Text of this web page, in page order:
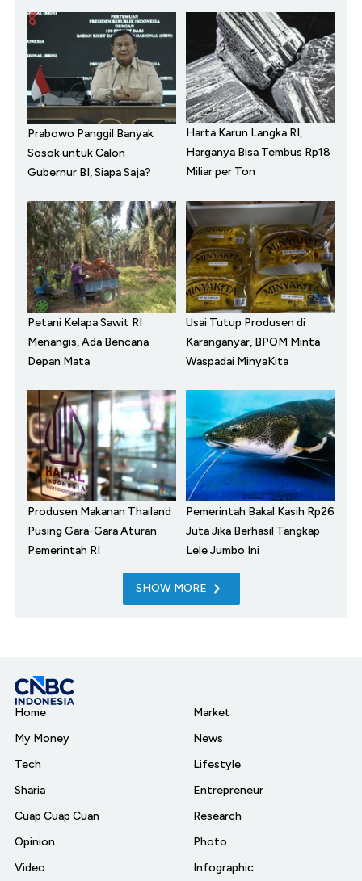
Prabowo Panggil Banyak
Sosok untuk Calon
Gubernur BI, Siapa Saja?
Harta Karun Langka RI,
Harganya Bisa Tembus Rp18
Miliar per Ton
Petani Kelapa Sawit RI
Menangis, Ada Bencana
Depan Mata
Usai Tutup Produsen di
Karanganyar, BPOM Minta
Waspadai MinyaKita
Produsen Makanan Thailand
Pusing Gara-Gara Aturan
Pemerintah RI
Pemerintah Bakal Kasih Rp26
Juta Jika Berhasil Tangkap
Lele Jumbo Ini
SHOW MORE
Home
My Money
Tech
Sharia
Cuap Cuap Cuan
Opinion
Video
Market
News
Lifestyle
Entrepreneur
Research
Photo
Infographic